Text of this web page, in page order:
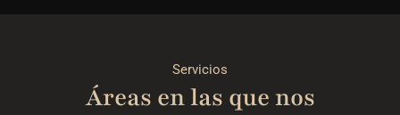
Servicios
Áreas en las que nos